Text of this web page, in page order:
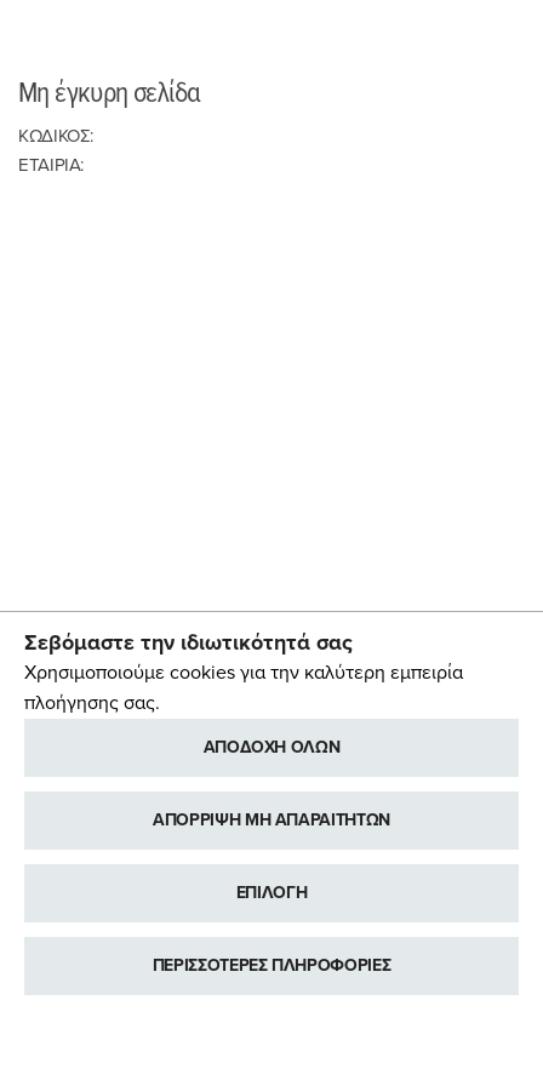
Μη έγκυρη σελίδα
ΚΩΔΙΚΟΣ:
ΕΤΑΙΡΙΑ:
Σεβόμαστε την ιδιωτικότητά σας
Χρησιμοποιούμε cookies για την καλύτερη εμπειρία
πλοήγησης σας.
ΑΠΟΔΟΧΗ ΟΛΩΝ
ΑΠΟΡΡΙΨΗ ΜΗ ΑΠΑΡΑΙΤΗΤΩΝ
ΕΠΙΛΟΓΗ
ΠΕΡΙΣΣΟΤΕΡΕΣ ΠΛΗΡΟΦΟΡΙΕΣ